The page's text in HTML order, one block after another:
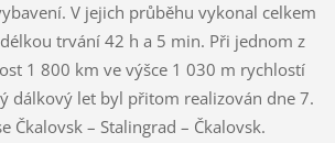
V jejich průběhu vykonal celkem
trvání 42 h a 5 min. Při jednom z
1 800 km ve výšce 1 030 m rychlostí
dálkový let byl přitom realizován dne 7.
Čkalovsk – Stalingrad – Čkalovsk.